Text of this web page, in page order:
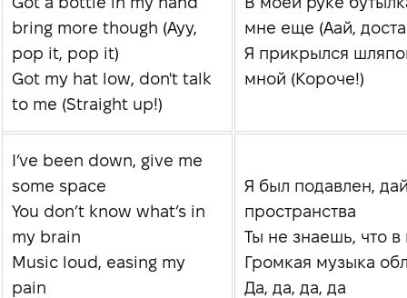
bring more though (Ayy,
pop it, pop it)
Got my hat low, don't talk
to me (Straight up!)
мне еще (Аай,
Я прикрылся
мной (Короче!)
I’ve been down, give me
some space
You don’t know what’s in
my brain
Music loud, easing my
pain
Я был подавлен,
пространства
Ты не знаешь, что
Громкая музыка
Да, да, да, да